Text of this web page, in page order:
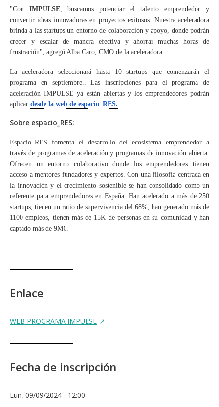
"Con IMPULSE, buscamos potenciar el talento emprendedor y
convertir ideas innovadoras en proyectos exitosos. Nuestra aceleradora
brinda a las startups un entorno de colaboración y apoyo, donde podrán
crecer y escalar de manera efectiva y ahorrar muchas horas de
frustración", agregó Alba Caro, CMO de la aceleradora.
La aceleradora seleccionará hasta 10 startups que comenzarán el
programa en septiembre.. Las inscripciones para el programa de
aceleración IMPULSE ya están abiertas y los emprendedores podrán
aplicar desde la web de espacio_RES.
Sobre espacio_RES:
Espacio_RES fomenta el desarrollo del ecosistema emprendedor a
través de programas de aceleración y programas de innovación abierta.
Ofrecen un entorno colaborativo donde los emprendedores tienen
acceso a mentores fundadores y expertos. Con una filosofía centrada en
la innovación y el crecimiento sostenible se han consolidado como un
referente para emprendedores en España. Han acelerado a más de 250
startups, tienen un ratio de supervivencia del 68%, han generado más de
1100 empleos, tienen más de 15K de personas en su comunidad y han
captado más de 9M€.
Enlace
WEB PROGRAMA IMPULSE
Fecha de inscripción
Lun, 09/09/2024 - 12:00